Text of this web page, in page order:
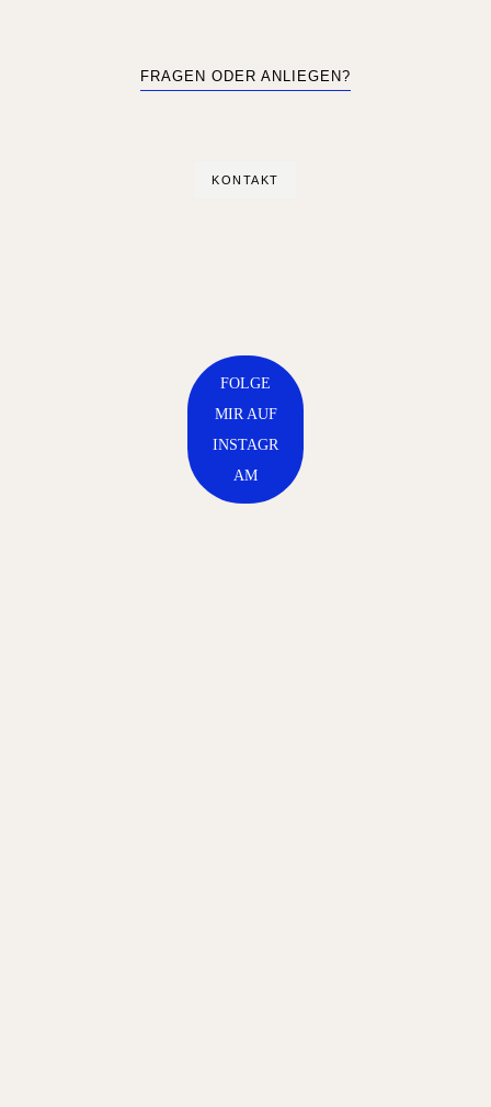
FRAGEN ODER ANLIEGEN?
KONTAKT
FOLGE
MIR AUF
INSTAGR
AM